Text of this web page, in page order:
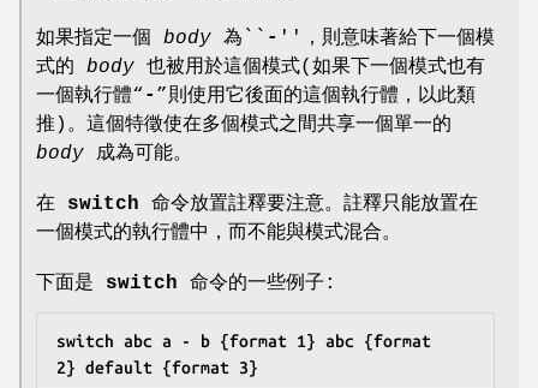
如果指定一個 body 為`` - ''，則意味著給下一個模
式的 body 也被用於這個模式(如果下一個模式也有
一個執行體“ - ”則使用它後面的這個執行體，以此類
推)。這個特徵使在多個模式之間共享一個單一的
body 成為可能。
在 switch 命令放置註釋要注意。註釋只能放置在
一個模式的執行體中，而不能與模式混合。
下面是 switch 命令的一些例子:
switch abc a - b {format 1} abc {format
2} default {format 3}